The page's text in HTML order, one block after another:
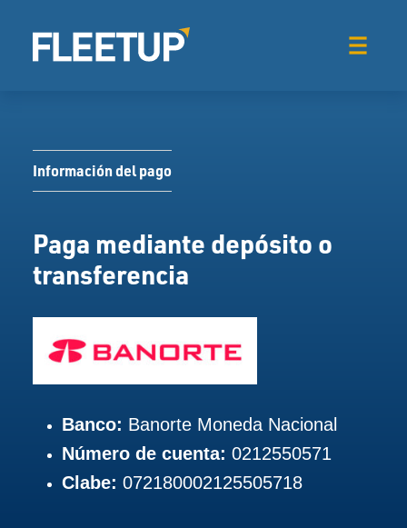
Información del pago
Paga mediante depósito o
transferencia
Banco: Banorte Moneda Nacional
Número de cuenta: 0212550571
Clabe: 072180002125505718